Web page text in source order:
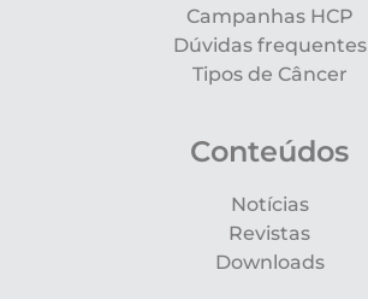
Campanhas HCP
Dúvidas frequentes
Tipos de Câncer
Conteúdos
Notícias
Revistas
Downloads